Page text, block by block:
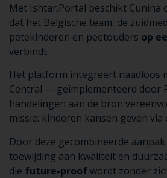
Met Ishtar.Portal beschikt
dat het Belgische team, de
petekinderen en peetouders op
verbindt.
Het platform integreert naadloos
Central — geïmplementeerd door
handelingen aan de bron
missie: kinderen kansen geven via
Door deze gecombineerde
toewijding aan kwaliteit en
die future-proofwordt zonder